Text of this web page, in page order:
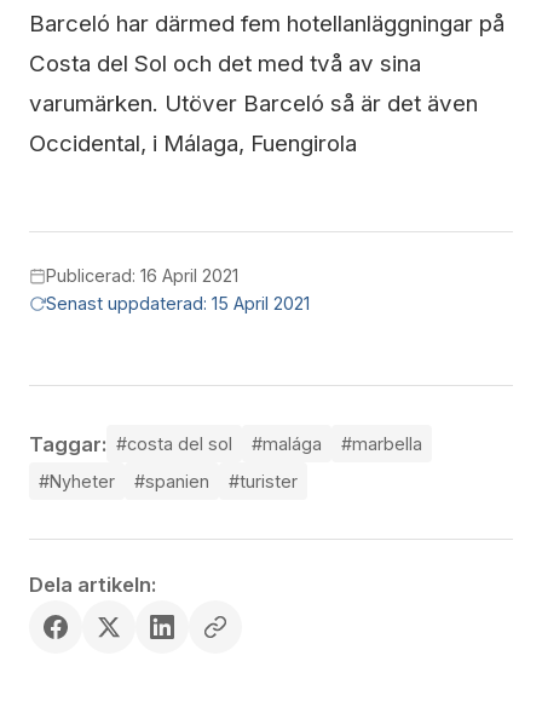
Barceló har därmed fem hotellanläggningar på
Costa del Sol och det med två av sina
varumärken. Utöver Barceló så är det även
Occidental, i Málaga, Fuengirola
Publicerad: 16 April 2021
Senast uppdaterad: 15 April 2021
Taggar: #costa del sol #malága
#marbella
#Nyheter
#spanien #turister
Dela artikeln: